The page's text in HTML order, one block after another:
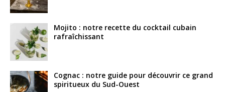
Mojito : notre recette du cocktail cubain
rafraîchissant
Cognac : notre guide pour découvrir ce grand
spiritueux du Sud-Ouest